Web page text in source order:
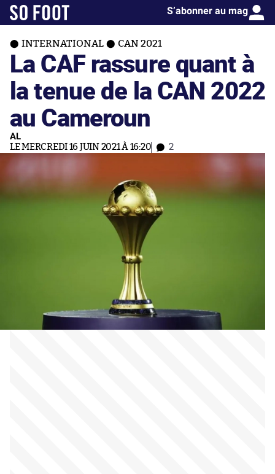
S’abonner au mag
INTERNATIONAL CAN 2021
La CAF rassure quant à
la tenue de la CAN 2022
au Cameroun
AL
LE MERCREDI 16 JUIN 2021 À 16:20 2